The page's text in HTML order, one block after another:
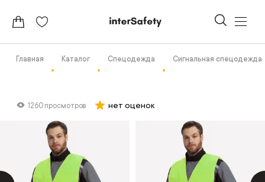
Главная Каталог Спецодежда Сигнальная спецодежда
1260 просмотров нет оценок